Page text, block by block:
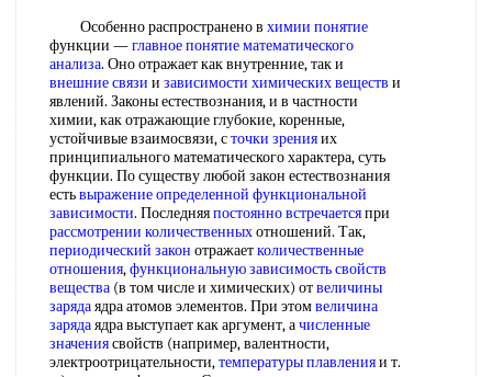
Особенно распространено в химии понятие
функции —главное понятиематематического
анализа. Оно отражает как внутренние, так и
внешние связи и зависимости химических веществ и
явлений. Законы естествознания, и в частности
химии, как отражающие глубокие, коренные,
устойчивые взаимосвязи, сточки зренияих
принципиального математического характера, суть
функции. По существу любой закон естествознания
естьвыражение определенной функциональной
зависимости. Последняяпостоянно встречаетсяпри
рассмотрении количественныхотношений. Так,
периодический закон отражаетколичественные
отношения,функциональную зависимостьсвойств
вещества (в том числе и химических) отвеличины
зарядаядра атомов элементов. При этомвеличина
зарядаядра выступает как аргумент, ачисленные
значениясвойств (например, валентности,
электроотрицательности,температуры плавленияи т.